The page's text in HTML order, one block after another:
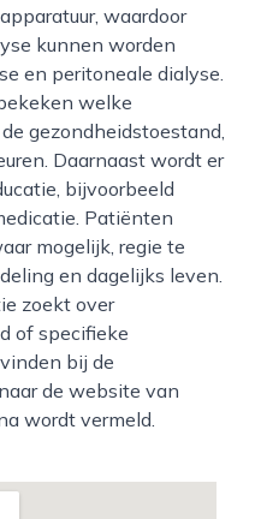
waardoor
kunnen worden
en peritoneale dialyse.
welke
gezondheidstoestand,
Daarnaast wordt er
bijvoorbeeld
Patiënten
mogelijk, regie te
en dagelijks leven.
zoekt over
of specifieke
bij de
de website van
wordt vermeld.